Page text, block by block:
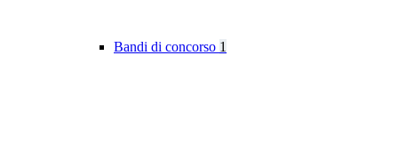
Bandi di concorso 1